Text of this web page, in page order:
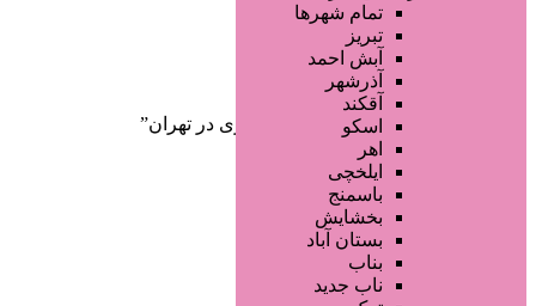
تمام شهر‌ها
تبریز
آبش احمد
آذرشهر
آقکند
اسکو
اهر
ایلخچی
باسمنج
بخشایش
بستان آباد
بناب
ناب جدید
دسته‌بندی‌ها
/ محصولات برچسب خورده “لاغری در تهران”